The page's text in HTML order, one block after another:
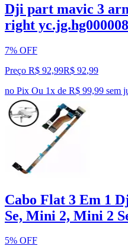
Dji part mavic 3
right
7% OFF
Preço R$ 92,99R$ 92,99
no Pix Ou 1x de R$ 99,99 sem
Cabo Flat 3 Em 1
Se, Mini 2, Mini 2
5% OFF